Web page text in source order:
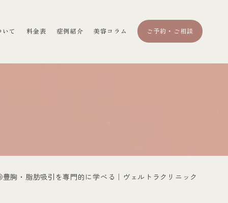
て 料金表 症例紹介 美容コラム ご予約・ご相談
胸・脂肪吸引を専門的に学べる｜ヴェルトラクリニック